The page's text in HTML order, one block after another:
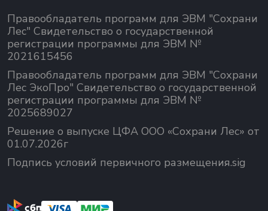
Правообладатель программ для ЭВМ "Сохрани
Лес" Свидетельство о государственной
регистрации программы для ЭВМ №
2021615456
Правообладатель программ для ЭВМ "Сохрани
Лес ЭкоПро" Свидетельство о государственной
регистрации программы для ЭВМ №
2025689027
Решение о выпуске ЦФА ООО «Сохрани Лес» от
01.07.2026г
Подпись условий первичного размещения.sig